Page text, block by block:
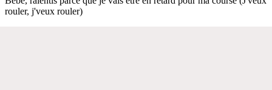
rouler, j'veux rouler)